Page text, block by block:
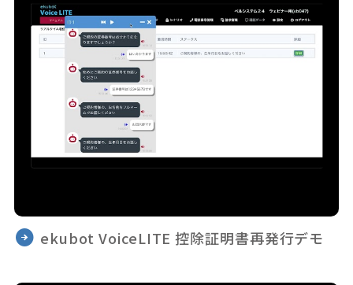
ekubot VoiceLITE 控除証明書再発行デモ